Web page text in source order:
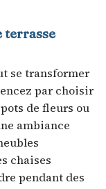
terrasse
se transformer
par choisir
de fleurs ou
ambiance
chaises
pendant des